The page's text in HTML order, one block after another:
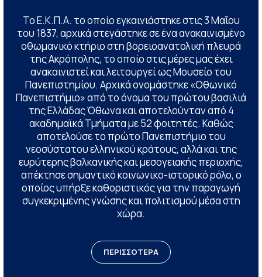
Το Ε.Κ.Π.Α. το οποίο εγκαινιάστηκε στις 3 Μαΐου
του 1837, αρχικά στεγάστηκε σε ένα ανακαινισμένο
οθωμανικό κτήριο στη βορειοανατολική πλευρά
της Ακρόπολης, το οποίο στις μέρες μας έχει
ανακαινιστεί και λειτουργεί ως Μουσείο του
Πανεπιστημίου. Αρχικά ονομάστηκε «Οθωνικό
Πανεπιστήμιο» από το όνομα του πρώτου βασιλιά
της Ελλάδας Όθωνα και αποτελούνταν από 4
ακαδημαϊκά Τμήματα με 52 φοιτητές. Καθώς
αποτελούσε το πρώτο Πανεπιστήμιο του
νεοσύστατου ελληνικού κράτους, αλλά και της
ευρύτερης βαλκανικής και μεσογειακής περιοχής,
απέκτησε σημαντικό κοινωνικο-ιστορικό ρόλο, ο
οποίος υπήρξε καθοριστικός για την παραγωγή
συγκεκριμένης γνώσης και πολιτισμού μέσα στη
χώρα.
ΠΕΡΙΣΣΟΤΕΡΑ